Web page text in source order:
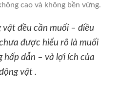
cao và không bền vững.
vật đều cần muối – điều
được hiểu rõ là muối
hấp dẫn – và lợi ích của
vật .